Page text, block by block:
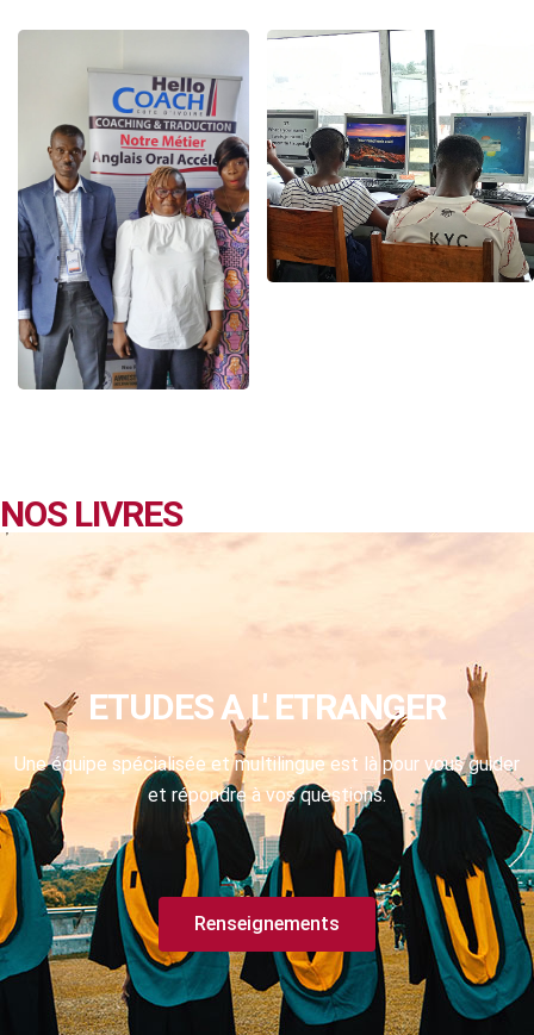
NOS LIVRES
ETUDES A L' ETRANGER
Une équipe spécialisée et multilingue est là pour vous guider
et répondre à vos questions.
Renseignements